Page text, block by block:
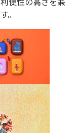
。